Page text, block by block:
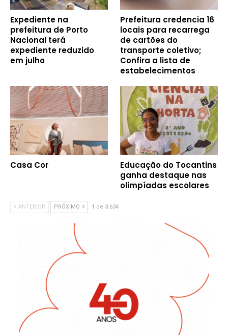
Expediente na
prefeitura de Porto
Nacional terá
expediente reduzido
em julho
Prefeitura credencia 16
locais para recarrega
de cartões do
transporte coletivo;
Confira a lista de
estabelecimentos
Casa Cor
Educação do Tocantins
ganha destaque nas
olimpíadas escolares
ANTERIOR PRÓXIMO 1 de 3.634